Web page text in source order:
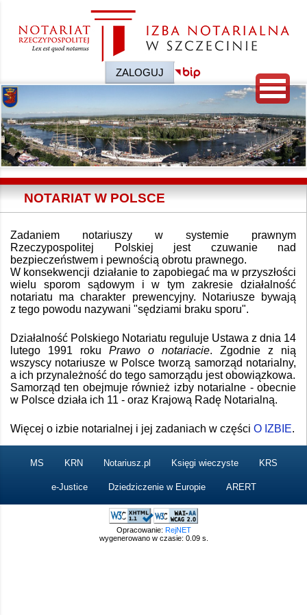
ZALOGUJ
NOTARIAT W POLSCE
Zadaniem notariuszy w systemie prawnym
Rzeczypospolitej Polskiej jest czuwanie nad
bezpieczeństwem i pewnością obrotu prawnego.
W konsekwencji działanie to zapobiegać ma w przyszłości
wielu sporom sądowym i w tym zakresie działalność
notariatu ma charakter prewencyjny. Notariusze bywają
z tego powodu nazywani "sędziami braku sporu".
Działalność Polskiego Notariatu reguluje Ustawa z dnia 14
lutego 1991 roku Prawo o notariacie. Zgodnie z nią
wszyscy notariusze w Polsce tworzą samorząd notarialny,
a ich przynależność do tego samorządu jest obowiązkowa.
Samorząd ten obejmuje również izby notarialne - obecnie
w Polsce działa ich 11 - oraz Krajową Radę Notarialną.
Więcej o izbie notarialnej i jej zadaniach w części O IZBIE.
MS KRN Notariusz.pl Księgi wieczyste KRS
e-Justice Dziedziczenie w Europie ARERT
Opracowanie: RejNET
wygenerowano w czasie: 0.09 s.